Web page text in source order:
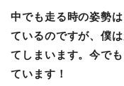
中でも走る時の姿勢
ているのですが、僕
てしまいます。今で
ています！